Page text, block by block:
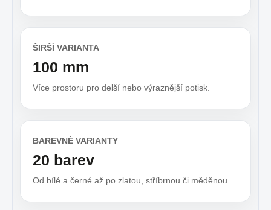
ŠIRŠÍ VARIANTA
100 mm
Více prostoru pro delší nebo výraznější potisk.
BAREVNÉ VARIANTY
20 barev
Od bílé a černé až po zlatou, stříbrnou či měděnou.